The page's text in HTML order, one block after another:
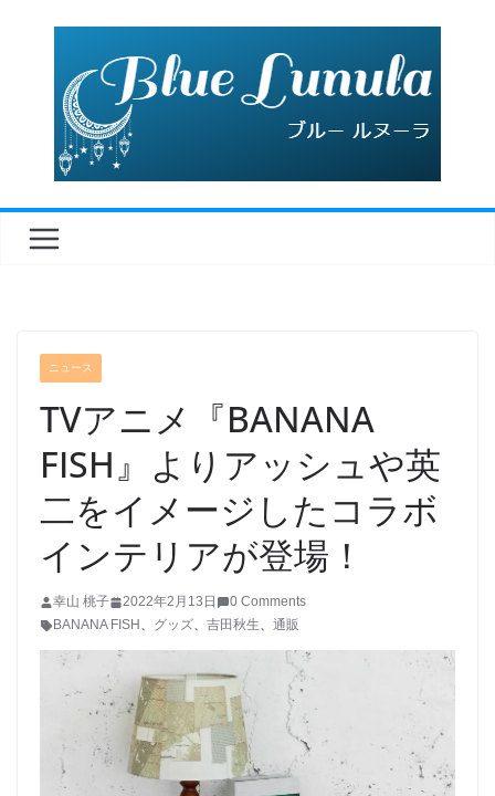
ニュース
TVアニメ『BANANA
FISH』よりアッシュや英
二をイメージしたコラボ
インテリアが登場！
幸山 桃子 2022年2月13日
0 Comments
BANANA FISH 、 グッズ、 吉田秋生、 通販